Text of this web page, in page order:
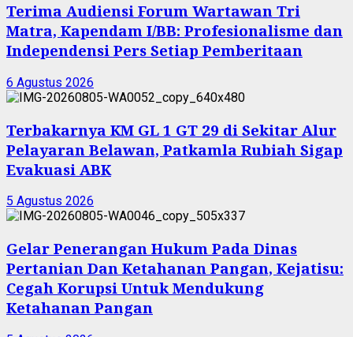
Terima Audiensi Forum Wartawan Tri
Matra, Kapendam I/BB: Profesionalisme dan
Independensi Pers Setiap Pemberitaan
6 Agustus 2026
Terbakarnya KM GL 1 GT 29 di Sekitar Alur
Pelayaran Belawan, Patkamla Rubiah Sigap
Evakuasi ABK
5 Agustus 2026
Gelar Penerangan Hukum Pada Dinas
Pertanian Dan Ketahanan Pangan, Kejatisu:
Cegah Korupsi Untuk Mendukung
Ketahanan Pangan